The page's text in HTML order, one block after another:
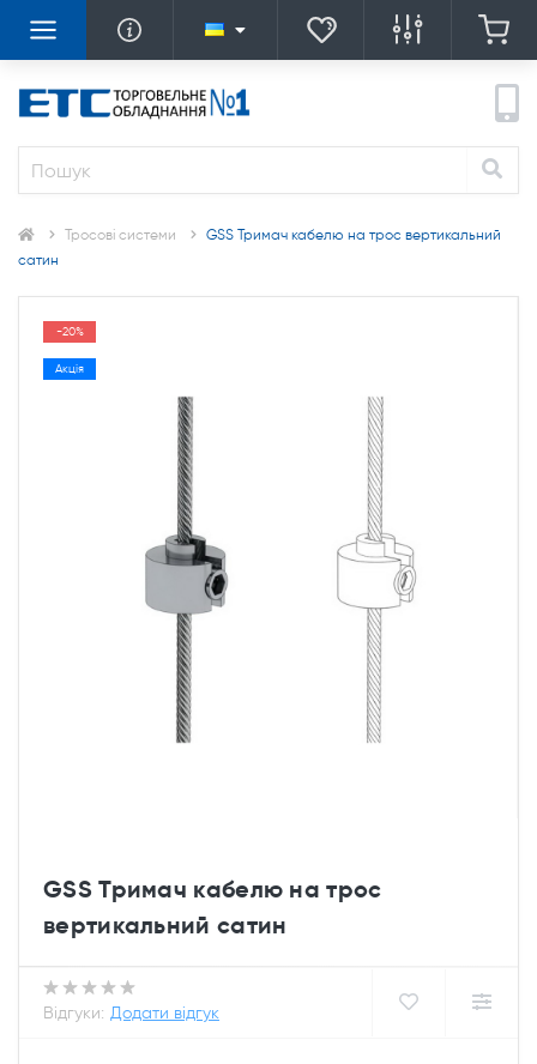
Тросові системи
GSS Тримач кабелю на трос вертикальний
сатин
-20%
Акція
GSS Тримач кабелю на трос
вертикальний сатин
Відгуки: Додати відгук